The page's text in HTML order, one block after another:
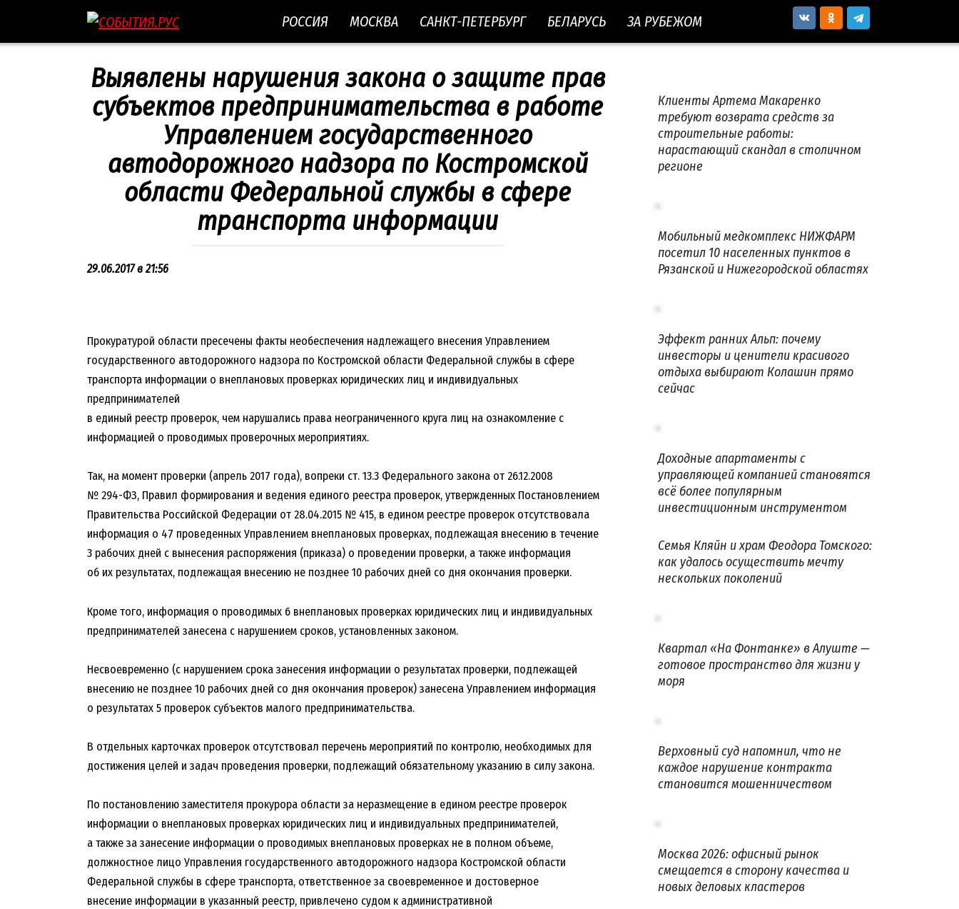
контенту
РОССИЯ МОСКВА САНКТ-ПЕТЕРБУРГ БЕЛАРУСЬ ЗА РУБЕЖОМ
Выявлены нарушения закона о защите прав
субъектов предпринимательства в работе
Управлением государственного
автодорожного надзора по Костромской
области Федеральной службы в сфере
транспорта информации
29.06.2017 в 21:56
Прокуратурой области пресечены факты необеспечения надлежащего внесения Управлением
государственного автодорожного надзора по Костромской области Федеральной службы в сфере
транспорта информации о внеплановых проверках юридических лиц и индивидуальных
предпринимателей
в единый реестр проверок, чем нарушались права неограниченного круга лиц на ознакомление с
информацией о проводимых проверочных мероприятиях.
Так, на момент проверки (апрель 2017 года), вопреки ст. 13.3 Федерального закона от 26.12.2008
№ 294-ФЗ, Правил формирования и ведения единого реестра проверок, утвержденных Постановлением
Правительства Российской Федерации от 28.04.2015 № 415, в едином реестре проверок отсутствовала
информация о 47 проведенных Управлением внеплановых проверках, подлежащая внесению в течение
3 рабочих дней с вынесения распоряжения (приказа) о проведении проверки, а также информация
об их результатах, подлежащая внесению не позднее 10 рабочих дней со дня окончания проверки.
Кроме того, информация о проводимых 6 внеплановых проверках юридических лиц и индивидуальных
предпринимателей занесена с нарушением сроков, установленных законом.
Несвоевременно (с нарушением срока занесения информации о результатах проверки, подлежащей
внесению не позднее 10 рабочих дней со дня окончания проверок) занесена Управлением информация
о результатах 5 проверок субъектов малого предпринимательства.
В отдельных карточках проверок отсутствовал перечень мероприятий по контролю, необходимых для
достижения целей и задач проведения проверки, подлежащий обязательному указанию в силу закона.
По постановлению заместителя прокурора области за неразмещение в едином реестре проверок
информации о внеплановых проверках юридических лиц и индивидуальных предпринимателей,
а также за занесение информации о проводимых внеплановых проверках не в полном объеме,
должностное лицо Управления государственного автодорожного надзора Костромской области
Федеральной службы в сфере транспорта, ответственное за своевременное и достоверное
внесение информации в указанный реестр, привлечено судом к административной
Клиенты Артема Макаренко
требуют возврата средств за
строительные работы:
нарастающий скандал в столичном
регионе
Мобильный медкомплекс НИЖФАРМ
посетил 10 населенных пунктов в
Рязанской и Нижегородской областях
Эффект ранних Альп: почему
инвесторы и ценители красивого
отдыха выбирают Колашин прямо
сейчас
Доходные апартаменты с
управляющей компанией становятся
всё более популярным
инвестиционным инструментом
Семья Кляйн и храм Феодора Томского:
как удалось осуществить мечту
нескольких поколений
Квартал «На Фонтанке» в Алуште —
готовое пространство для жизни у
моря
Верховный суд напомнил, что не
каждое нарушение контракта
становится мошенничеством
Москва 2026: офисный рынок
смещается в сторону качества и
новых деловых кластеров